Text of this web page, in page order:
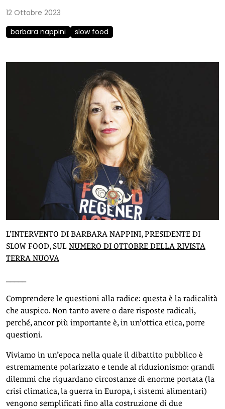
12 Ottobre 2023
barbara nappini
slow food
L’INTERVENTO DI BARBARA NAPPINI, PRESIDENTE DI
SLOW FOOD, SUL NUMERO DI OTTOBRE DELLA RIVISTA
TERRA NUOVA
Comprendere le questioni alla radice: questa è la radicalità
che auspico. Non tanto avere o dare risposte radicali,
perché, ancor più importante è, in un’ottica etica, porre
questioni.
Viviamo in un’epoca nella quale il dibattito pubblico è
estremamente polarizzato e tende al riduzionismo: grandi
dilemmi che riguardano circostanze di enorme portata (la
crisi climatica, la guerra in Europa, i sistemi alimentari)
vengono semplificati fino alla costruzione di due